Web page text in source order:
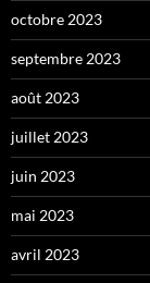
octobre 2023
septembre 2023
août 2023
juillet 2023
juin 2023
mai 2023
avril 2023